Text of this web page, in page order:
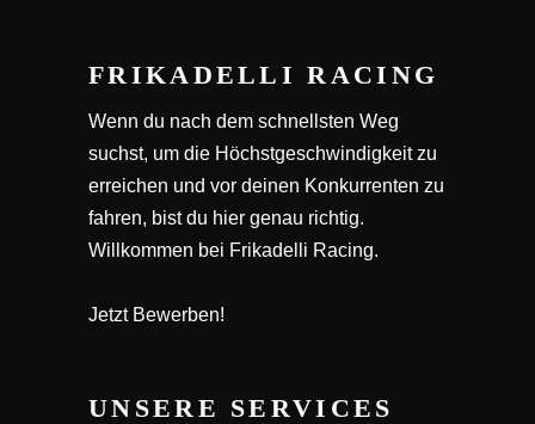
FRIKADELLI RACING
Wenn du nach dem schnellsten Weg
suchst, um die Höchstgeschwindigkeit zu
erreichen und vor deinen Konkurrenten zu
fahren, bist du hier genau richtig.
Willkommen bei Frikadelli Racing.
Jetzt Bewerben!
UNSERE SERVICES